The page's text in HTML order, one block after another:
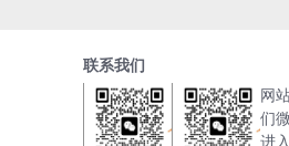
联系我们
网
们
进